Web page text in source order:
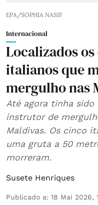
EPA/SOPHIA NASIF
Internacional
Localizados
italianos que
mergulho nas
Até agora tinha
instrutor de
Maldivas. Os cinco
uma gruta a 50
morreram.
Susete Henriques
Publicado a: 18 Mai 2026,